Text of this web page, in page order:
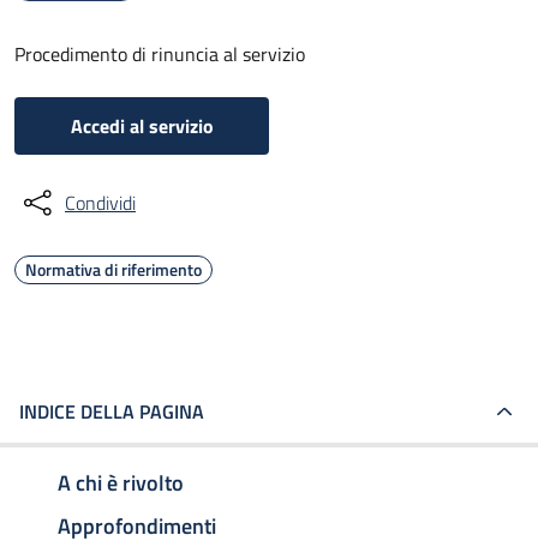
Procedimento di rinuncia al servizio
Accedi al servizio
Condividi
Normativa di riferimento
INDICE DELLA PAGINA
A chi è rivolto
Approfondimenti